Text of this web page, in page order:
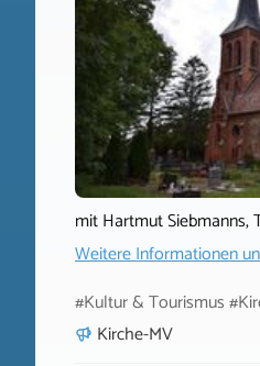
mit Hartmut Siebmanns,
Weitere Informationen
#Kultur & Tourismus
Kirche-MV